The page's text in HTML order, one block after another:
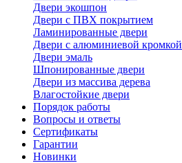
Двери экошпон
Двери с ПВХ покрытием
Ламинированные двери
Двери с алюминиевой кромкой
Двери эмаль
Шпонированные двери
Двери из массива дерева
Влагостойкие двери
Порядок работы
Вопросы и ответы
Сертификаты
Гарантии
Новинки